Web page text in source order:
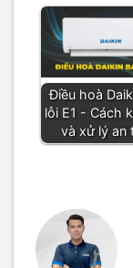
Điều hoà
lỗi E1 - Cách
và xử lý an